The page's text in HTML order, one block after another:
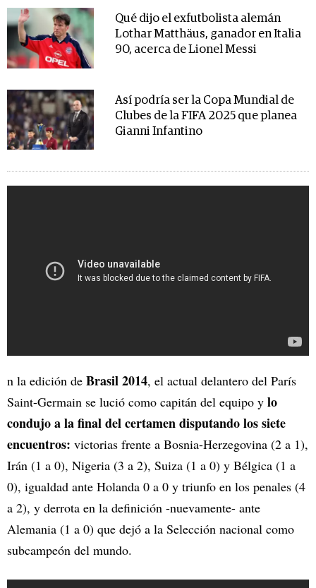
Qué dijo el exfutbolista alemán
Lothar Matthäus, ganador en Italia
90, acerca de Lionel Messi
Así podría ser la Copa Mundial de
Clubes de la FIFA 2025 que planea
Gianni Infantino
n la edición de Brasil 2014, el actual delantero del París
Saint-Germain se lució como capitán del equipo y lo
condujo a la final del certamen disputando los siete
encuentros: victorias frente a Bosnia-Herzegovina (2 a 1),
Irán (1 a 0), Nigeria (3 a 2), Suiza (1 a 0) y Bélgica (1 a
0), igualdad ante Holanda 0 a 0 y triunfo en los penales (4
a 2), y derrota en la definición -nuevamente- ante
Alemania (1 a 0) que dejó a la Selección nacional como
subcampeón del mundo.